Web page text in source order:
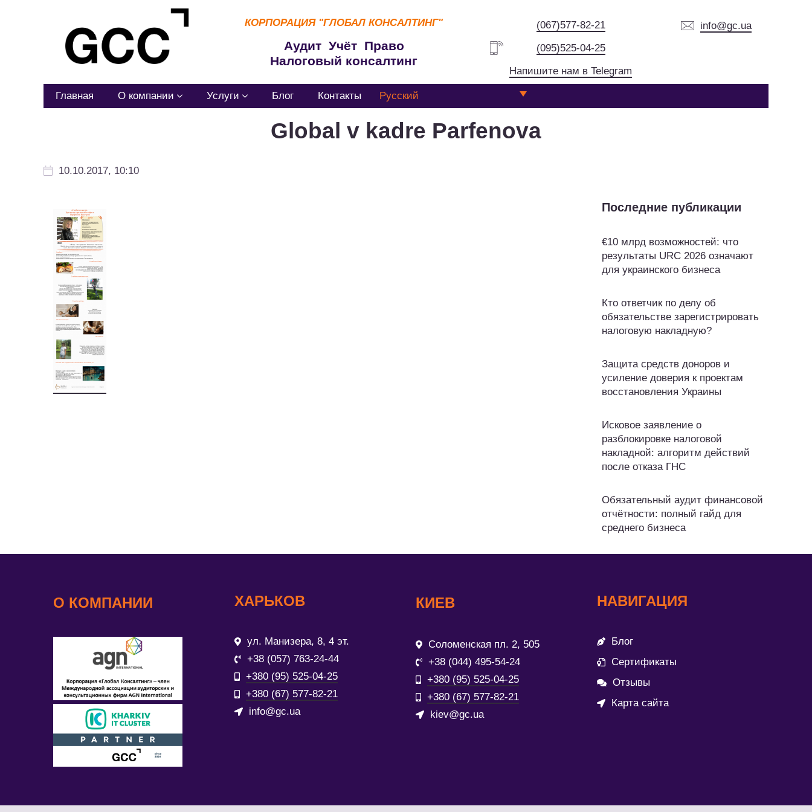
КОРПОРАЦИЯ "ГЛОБАЛ КОНСАЛТИНГ"
Аудит Учёт Право
Налоговый консалтинг
(067)577-82-21
(095)525-04-25
Напишите нам в Telegram
info@gc.ua
Главная О компании Услуги Блог Контакты Русский
Global v kadre Parfenova
10.10.2017, 10:10
Последние публикации
€10 млрд возможностей: что
результаты URC 2026 означают
для украинского бизнеса
Кто ответчик по делу об
обязательстве зарегистрировать
налоговую накладную?
Защита средств доноров и
усиление доверия к проектам
восстановления Украины
Исковое заявление о
разблокировке налоговой
накладной: алгоритм действий
после отказа ГНС
Обязательный аудит финансовой
отчётности: полный гайд для
среднего бизнеса
О КОМПАНИИ ХАРЬКОВ
ул. Манизера, 8, 4 эт.
+38 (057) 763-24-44
+380 (95) 525-04-25
+380 (67) 577-82-21
info@gc.ua
КИЕВ
Соломенская пл. 2, 505
+38 (044) 495-54-24
+380 (95) 525-04-25
+380 (67) 577-82-21
kiev@gc.ua
НАВИГАЦИЯ
Блог
Сертификаты
Отзывы
Карта сайта